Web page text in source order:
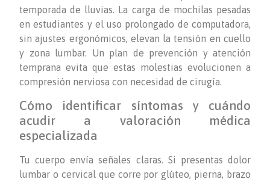
temporada de lluvias. La carga de mochilas pesadas
en estudiantes y el uso prolongado de computadora,
sin ajustes ergonómicos, elevan la tensión en cuello
y zona lumbar. Un plan de prevención y atención
temprana evita que estas molestias evolucionen a
compresión nerviosa con necesidad de cirugía.
Cómo identificar síntomas y cuándo
acudir a valoración médica
especializada
Tu cuerpo envía señales claras. Si presentas dolor
lumbar o cervical que corre por glúteo, pierna, brazo